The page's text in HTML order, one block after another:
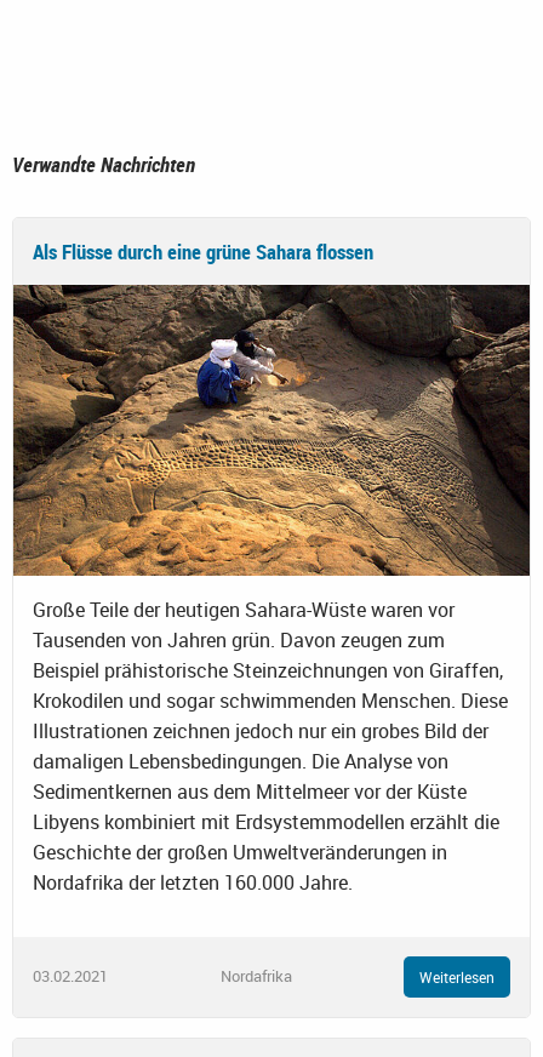
Verwandte Nachrichten
Als Flüsse durch eine grüne Sahara flossen
Große Teile der heutigen Sahara-Wüste waren vor
Tausenden von Jahren grün. Davon zeugen zum
Beispiel prähistorische Steinzeichnungen von Giraffen,
Krokodilen und sogar schwimmenden Menschen. Diese
Illustrationen zeichnen jedoch nur ein grobes Bild der
damaligen Lebensbedingungen. Die Analyse von
Sedimentkernen aus dem Mittelmeer vor der Küste
Libyens kombiniert mit Erdsystemmodellen erzählt die
Geschichte der großen Umweltveränderungen in
Nordafrika der letzten 160.000 Jahre.
03.02.2021 Nordafrika Weiterlesen